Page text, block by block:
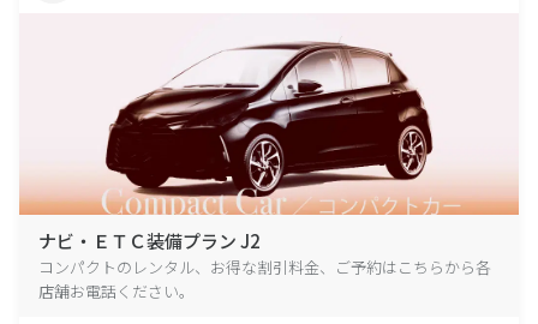
ナビ・ＥＴＣ装備プラン J2
コンパクトのレンタル、お得な割引料金、ご予約はこちらから各
店舗お電話ください。